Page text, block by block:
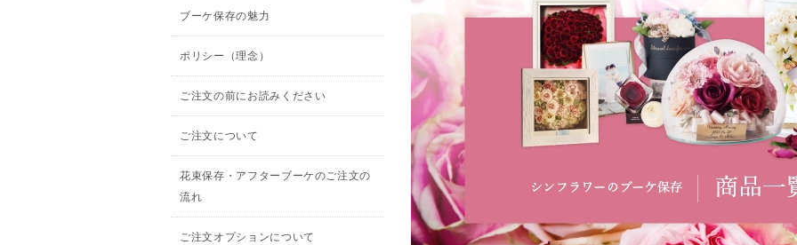
ブーケ保存の魅力
ポリシー（理念）
ご注文の前にお読みください
ご注文について
花束保存・アフターブーケのご注文の
流れ
ご注文オプションについて